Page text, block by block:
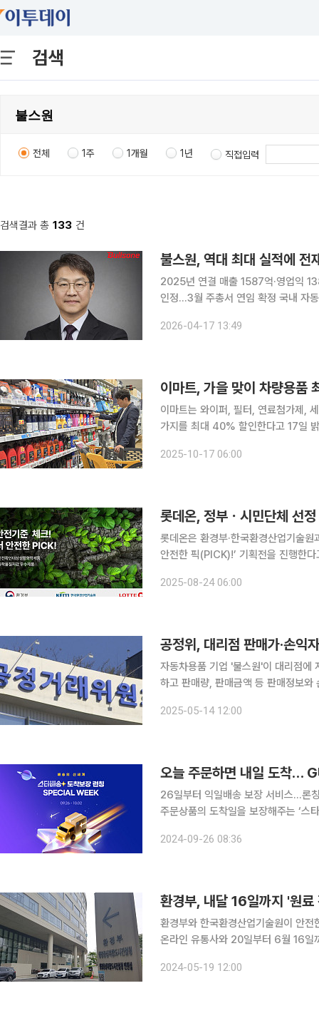
검색
전체 1주 1개월 1년 직접입력
검색결과 총 133 건
불스원, 역대 최대 실적에
2025년 연결 매출 1587억·영업익
인정…3월 주총서 연임 확정 국내 자동차 관리용품 시장의 강자 불스원이 지난해 사상 최대 실적을
원 달성에는 미치지 못했으나, 수익성
2026-04-17 13:49
이마트, 가을 맞이 차량용품
이마트는 와이퍼, 필터, 연료첨가제,
가지를 최대 40% 할인한다고 17일 밝혔다. 이마트는 29일까지 JW 소프트하이브
리너·버그크리너·타이어크리너 등 세
2025-10-17 06:00
롯데온, 정부ㆍ시민단체 선
롯데온은 환경부·한국환경산업기술
안전한 픽(PICK)!’ 기획전을 진행한다고 24일 밝혔다. 행사는 8
20% 중복 쿠폰을 지원한다.
2025-08-24 06:00
공정위, 대리점 판매가·손익
자동차용품 기업 '불스원'이 대리점에
하고 판매량, 판매금액 등 판매정보와 손익자료
용 제품의 온라인 판매 금지, 특정 거
2025-05-14 12:00
오늘 주문하면 내일 도착… G
26일부터 익일배송 보장 서비스…론칭 기념 혜택 제공 신세계그룹
주문상품의 도착일을 보장해주는 ‘스타배
란 약속된 날짜에 100% 도착 보장을
2024-09-26 08:36
환경부, 내달 16일까지 '원
환경부와 한국환경산업기술원이 안전
온라인 유통사와 20일부터 6월 16일까
정) 기업의 제품을 대상으로 한다. 현
2024-05-19 12:00